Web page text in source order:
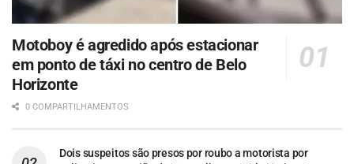
Motoboy é agredido após estacionar
em ponto de táxi no centro de Belo
Horizonte
0 COMPARTILHAMENTOS
Dois suspeitos são presos por roubo a motorista por